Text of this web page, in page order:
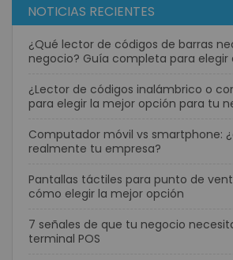
NOTICIAS RECIENTES
¿Qué lector de códigos de barras
negocio? Guía completa para elegir
¿Lector de códigos inalámbrico o
para elegir la mejor opción para tu
Computador móvil vs smartphone:
realmente tu empresa?
Pantallas táctiles para punto de
cómo elegir la mejor opción
7 señales de que tu negocio
terminal POS